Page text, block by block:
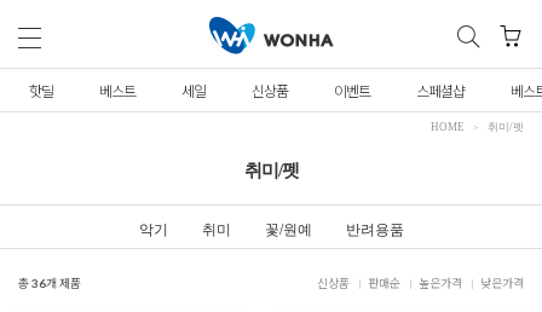
핫딜 베스트 세일 신상품 이벤트 스페셜샵 베스
HOME 취미/펫
취미/펫
악기 취미 꽃/원예 반려용품
총36개 제품 신상품 판매순 높은가격 낮은가격